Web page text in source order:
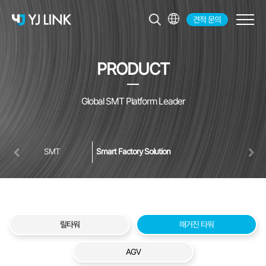
견적 문의
PRODUCT
Global SMT Platform Leader
SMT Smart Factory Solution
릴타워 매거진 타워
AGV